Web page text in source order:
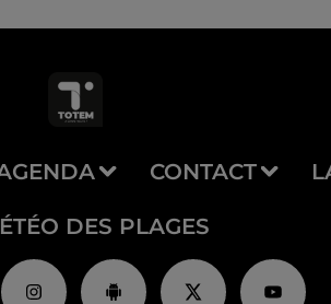
CONTACT
DES PLAGES